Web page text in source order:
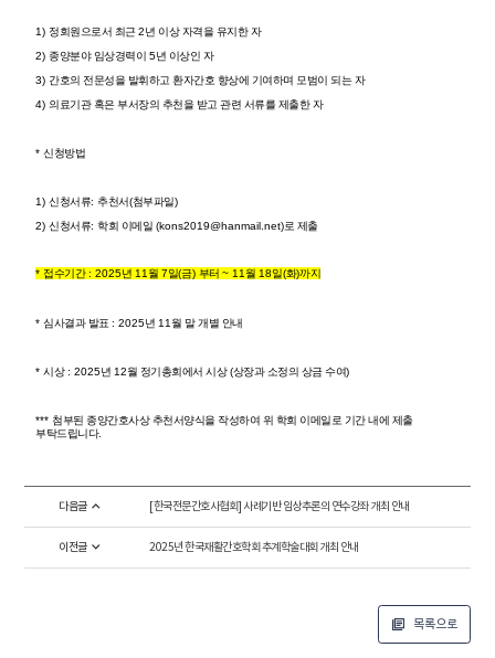
1) 정회원으로서 최근2년 이상 자격을 유지한 자
2)종양분야 임상경력이 5년 이상인 자
3) 간호의 전문성을 발휘하고 환자간호 향상에 기여하며 모범이 되는 자
4) 의료기관 혹은 부서장의 추천을 받고 관련 서류를 제출한 자
*신청방법
1)신청서류: 추천서(첨부파일)
2)신청서류:학회 이메일 (kons2019@hanmail.net)로 제출
* 접수기간: 2025년 11월 7일(금) 부터~ 11월18일(화)까지
*심사결과 발표: 2025년 11 월 말 개별 안내
*시상: 2025년 12월 정기총회에서 시상(상장과 소정의 상금 수여)
*** 첨부된 종양간호사상 추천서양식을 작성하여 위 학회 이메일로 기간 내에 제출
부탁드립니다.
다음글 [한국전문간호사협회] 사례기반 임상추론의 연수강좌 개최 안내
이전글 2025년 한국재활간호학회 추계학술대회 개최 안내
목록으로